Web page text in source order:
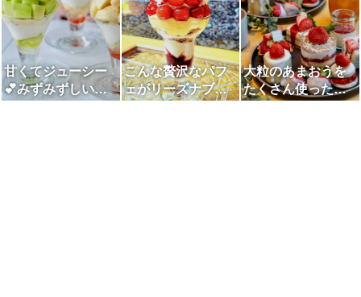
甘くてジューシー
💕みずみずしい桃
こんな贅沢なパフ
ェがリーズナブル
大粒のあまおうを
たくさん使ったア